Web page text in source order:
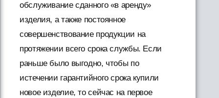
обслуживание сданного «в аренду»
изделия, а также постоянное
совершенствование продукции на
протяжении всего срока службы. Если
раньше было выгодно, чтобы по
истечении гарантийного срока купили
новое изделие, то сейчас на первое